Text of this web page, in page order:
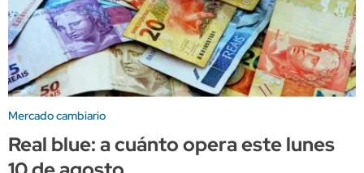
Mercado cambiario
Real blue: a cuánto opera este lunes